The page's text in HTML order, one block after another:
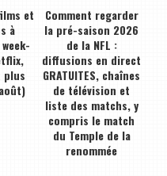
et
à
plus
Comment regarder
la pré-saison 2026
de la NFL :
diffusions en direct
GRATUITES, chaînes
de télévision et
liste des matchs, y
compris le match
du Temple de la
renommée